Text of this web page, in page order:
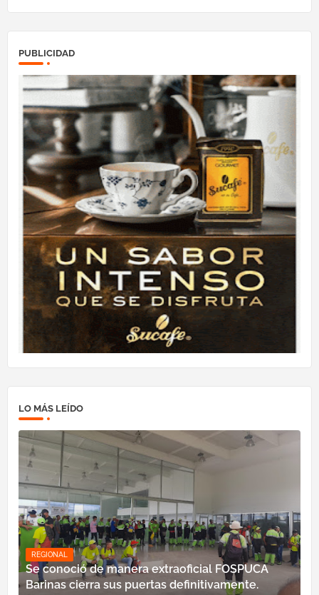
PUBLICIDAD
LO MÁS LEÍDO
REGIONAL
Se conoció de manera extraoficial FOSPUCA
Barinas cierra sus puertas definitivamente.